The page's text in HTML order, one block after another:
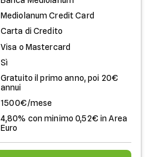
Mediolanum Credit Card
Carta di Credito
Visa o Mastercard
Sì
Gratuito il primo anno, poi 20€
annui
1500€/mese
4,80% con minimo 0,52€ in Area
Euro